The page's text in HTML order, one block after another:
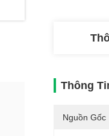
Thông
Nguồn Gốc